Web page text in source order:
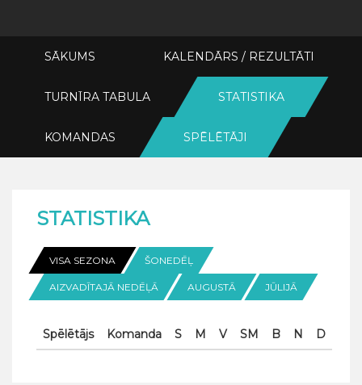
SĀKUMS KALENDĀRS / REZULTĀTI
TURNĪRA TABULA STATISTIKA
KOMANDAS SPĒLĒTĀJI
STATISTIKA
VISA SEZONA ŠONEDĒĻ
AIZVADĪTAJĀ NEDĒĻĀ AUGUSTĀ JŪLIJĀ
Spēlētājs Komanda S M V SM B N D